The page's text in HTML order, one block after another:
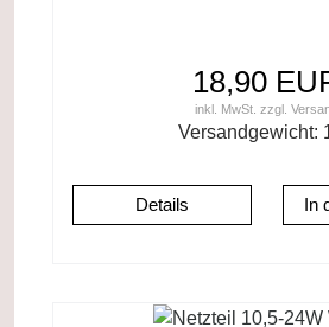
18,90
inkl. MwSt. zzgl.
Versandgewicht:
Details